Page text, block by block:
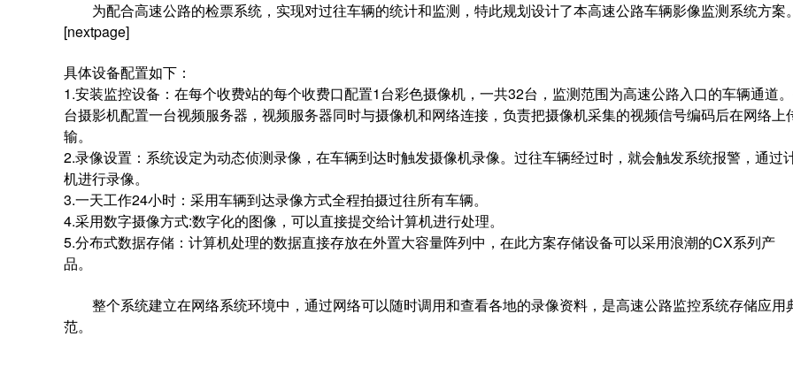
为配合高速公路的检票系统，实现对过往车辆的统计和监测，特此规划设计了本高速公路车辆影像监测系统方案。
[nextpage]
具体设备配置如下：
1.安装监控设备：在每个收费站的每个收费口配置1台彩色摄像机，一共32台，监测范围为高速公路入口的车辆通道
台摄影机配置一台视频服务器，视频服务器同时与摄像机和网络连接，负责把摄像机采集的视频信号编码后在网络上
输。
2.录像设置：系统设定为动态侦测录像，在车辆到达时触发摄像机录像。过往车辆经过时，就会触发系统报警，通过
机进行录像。
3.一天工作24小时：采用车辆到达录像方式全程拍摄过往所有车辆。
4.采用数字摄像方式:数字化的图像，可以直接提交给计算机进行处理。
5.分布式数据存储：计算机处理的数据直接存放在外置大容量阵列中，在此方案存储设备可以采用浪潮的CX系列产
品。
整个系统建立在网络系统环境中，通过网络可以随时调用和查看各地的录像资料，是高速公路监控系统存储应用
范。